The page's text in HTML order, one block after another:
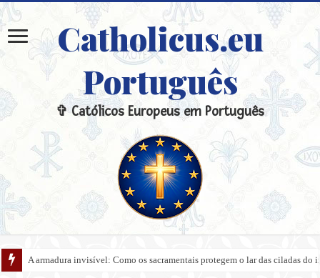
Catholicus.eu
Português
✞ Católicos Europeus em Português
A armadura invisível: Como os sacramentais protegem o lar das ciladas do